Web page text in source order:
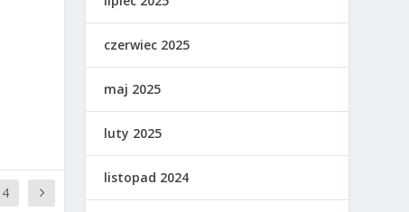
4
czerwiec 2025
maj 2025
luty 2025
listopad 2024